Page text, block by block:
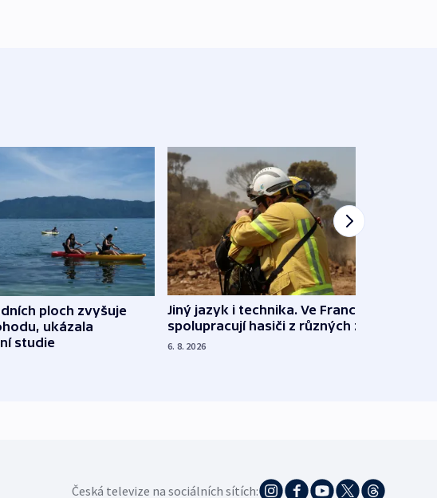
ploch zvyšuje
ukázala
studie
Jiný jazyk i technika. Ve Francii
spolupracují hasiči z různých zemí
6. 8. 2026
Česká televize na sociálních sítích: